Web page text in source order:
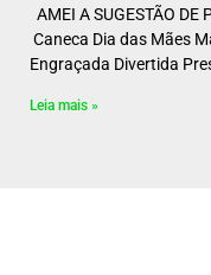
AMEI A SUGESTÃO DE
Caneca Dia das Mães
Engraçada Divertida
Leia mais »